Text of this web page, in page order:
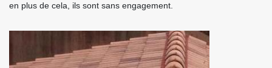
en plus de cela, ils sont sans engagement.